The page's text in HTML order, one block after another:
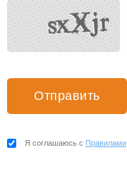
Я соглашаюсь с Правилами